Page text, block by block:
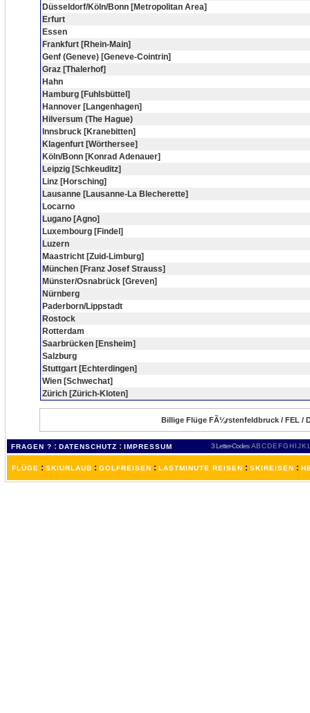
Düsseldorf/Köln/Bonn [Metropolitan Area]
Erfurt
Essen
Frankfurt [Rhein-Main]
Genf (Geneve) [Geneve-Cointrin]
Graz [Thalerhof]
Hahn
Hamburg [Fuhlsbüttel]
Hannover [Langenhagen]
Hilversum (The Hague)
Innsbruck [Kranebitten]
Klagenfurt [Wörthersee]
Köln/Bonn [Konrad Adenauer]
Leipzig [Schkeuditz]
Linz [Horsching]
Lausanne [Lausanne-La Blecherette]
Locarno
Lugano [Agno]
Luxembourg [Findel]
Luzern
Maastricht [Zuid-Limburg]
München [Franz Josef Strauss]
Münster/Osnabrück [Greven]
Nürnberg
Paderborn/Lippstadt
Rostock
Rotterdam
Saarbrücken [Ensheim]
Salzburg
Stuttgart [Echterdingen]
Wien [Schwechat]
Zürich [Zürich-Kloten]
Billige Flüge FÃ¼rstenfeldbruck / FEL /
FRAGEN ? : DATENSCHUTZ : IMPRESSUM 3 Letter-Codes ABCDEFGH IJKL
FLÜGE : SKIURLAUB : GOLFREISEN : LASTMINUTE REISEN : SKIREISEN :